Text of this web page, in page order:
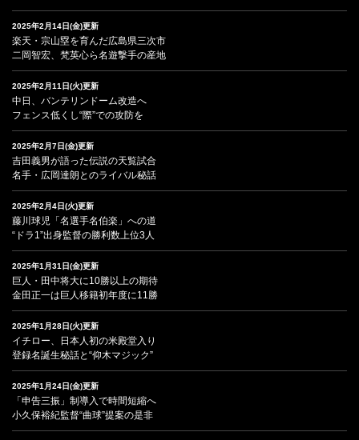
2025年2月14日(金)更新
楽天・宗山塁を育んだ広島県三次市
二岡智宏、梵英心ら名遊撃手の産地
2025年2月11日(火)更新
中日、バンテリンドーム改造へ
フェンス低くし“際”での攻防を
2025年2月7日(金)更新
吉田義男が語った伝説の天覧試合
名手・広岡達朗とのライバル秘話
2025年2月4日(火)更新
藤川球児「名選手名伯楽」への道
“ドラ1”出身監督の勝利数上位3人
2025年1月31日(金)更新
巨人・田中将大に10勝以上の期待
金田正一は巨人移籍初年度に11勝
2025年1月28日(火)更新
イチロー、日本人初の米殿堂入り
登録名誕生秘話と“仰木マジック”
2025年1月24日(金)更新
「申告三振」制導入で時間短縮へ
小久保裕紀監督“曲球”提案の是非